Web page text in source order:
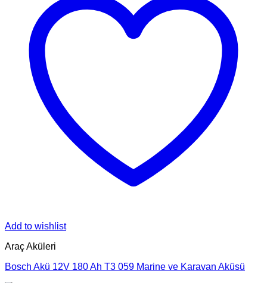
Add to wishlist
Araç Aküleri
Bosch Akü 12V 180 Ah T3 059 Marine ve Karavan Aküsü